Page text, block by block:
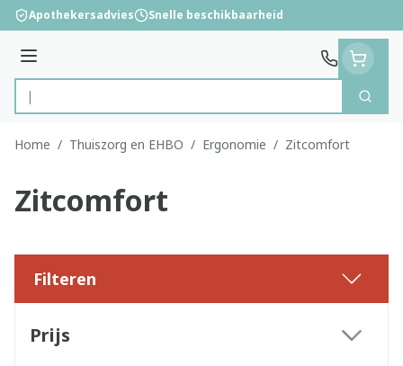
Ga naar de inhoud
Apothekersadvies Snelle beschikbaarheid
Menu
Product, merk, categorie...
Zoek
Home / Thuiszorg en EHBO / Ergonomie / Zitcomfort
Zitcomfort
Filteren
Prijs